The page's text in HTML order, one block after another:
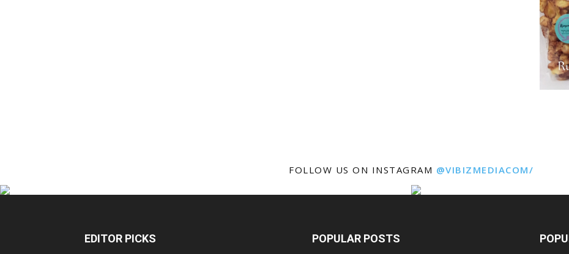
FOLLOW US ON INSTAGRAM @VIBIZMEDIACOM/
EDITOR PICKS POPULAR POSTS